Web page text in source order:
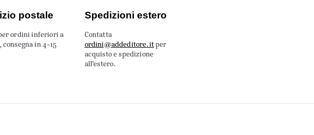
postale
ordini inferiori a
consegna in 4-15
Spedizioni estero
Contatta
ordini@addeditore.itper
acquisto e spedizione
all’estero.